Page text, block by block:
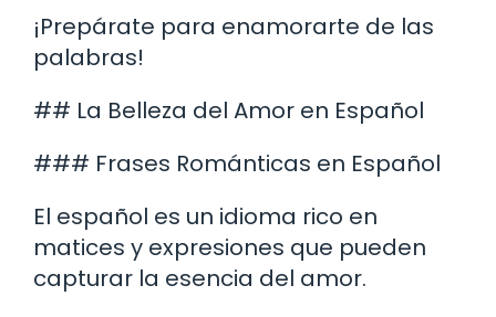
¡Prepárate para enamorarte de las
palabras!
## La Belleza del Amor en Español
### Frases Románticas en Español
El español es un idioma rico en
matices y expresiones que pueden
capturar la esencia del amor.